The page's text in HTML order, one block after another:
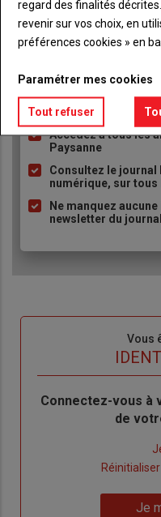
Body A
Liste
puce
Accédez à tous les
Paysanne
Consultez le journal
numérique, sur
Ne manquez
newsletter du
Vous
Body
Connectez-vous à
de
Je
regard des finalités
revenir sur vos choix, en
préférences cookies » en
Paramétrer mes cookies
Tout refuser